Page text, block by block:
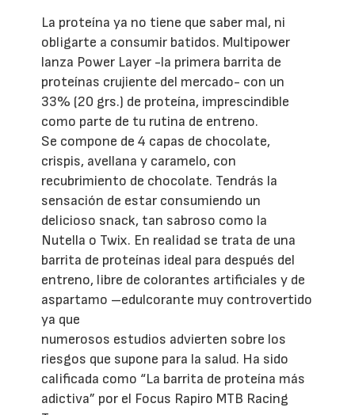
La proteína ya no tiene que saber mal, ni
obligarte a consumir batidos. Multipower
lanza Power Layer -la primera barrita de
proteínas crujiente del mercado- con un
33% (20 grs.) de proteína, imprescindible
como parte de tu rutina de entreno.
Se compone de 4 capas de chocolate,
crispis, avellana y caramelo, con
recubrimiento de chocolate. Tendrás la
sensación de estar consumiendo un
delicioso snack, tan sabroso como la
Nutella o Twix. En realidad se trata de una
barrita de proteínas ideal para después del
entreno, libre de colorantes artificiales y de
aspartamo –edulcorante muy controvertido
ya que
numerosos estudios advierten sobre los
riesgos que supone para la salud. Ha sido
calificada como “La barrita de proteína más
adictiva” por el Focus Rapiro MTB Racing